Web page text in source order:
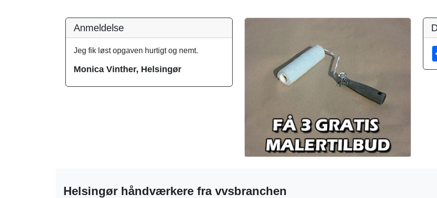
Anmeldelse
Jeg fik løst opgaven hurtigt og nemt.
Monica Vinther, Helsingør
Helsingør håndværkere fra vvsbranchen